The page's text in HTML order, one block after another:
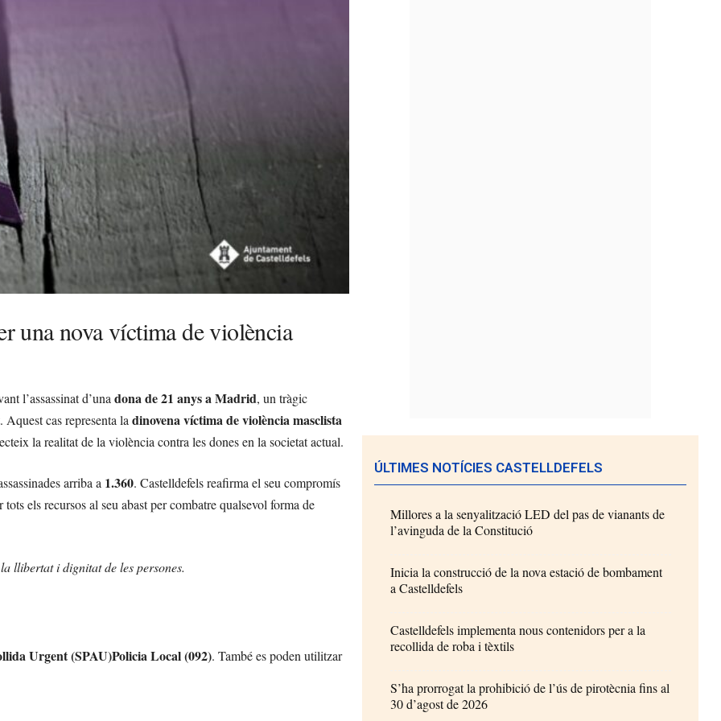
una nova víctima de violència
l’assassinat d’unadona de 21 anys a Madrid, un tràgic
Aquest cas representa ladinovena víctima de violència masclista
la realitat de la violència contra les dones en la societat actual.
arriba a 1.360. Castelldefels reafirma el seu compromís
els recursos al seu abast per combatre qualsevol forma de
llibertat i dignitat de les persones.
Urgent (SPAU)Policia Local (092). També es poden utilitzar
ÚLTIMES NOTÍCIES CASTELLDEFELS
Millores a la senyalització LED del pas de vianants de
l’avinguda de la Constitució
Inicia la construcció de la nova estació de bombament
a Castelldefels
Castelldefels implementa nous contenidors per a la
recollida de roba i tèxtils
S’ha prorrogat la prohibició de l’ús de pirotècnia fins al
30 d’agost de 2026